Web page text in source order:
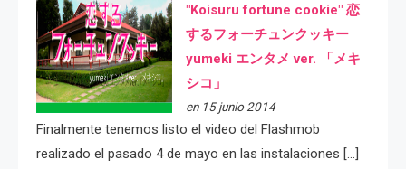
"Koisuru fortune cookie" 恋
するフォーチュンクッキー
yumeki エンタメ ver. 「メキ
シコ」
en 15 junio 2014
Finalmente tenemos listo el video del Flashmob
realizado el pasado 4 de mayo en las instalaciones […]